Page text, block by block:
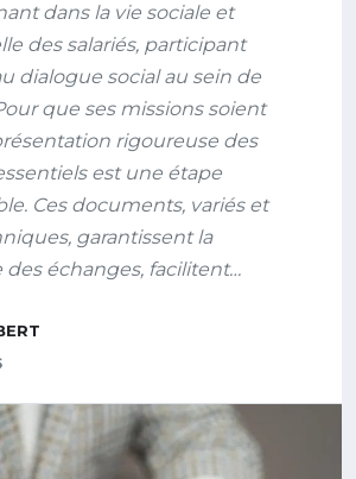
dans la vie sociale et
des salariés, participant
dialogue social au sein de
que ses missions soient
rigoureuse des
est une étape
Ces documents, variés et
garantissent la
des échanges, facilitent…